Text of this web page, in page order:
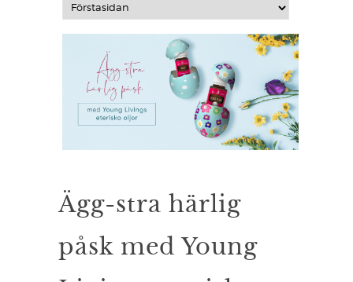
Ägg-stra härlig
påsk med Young